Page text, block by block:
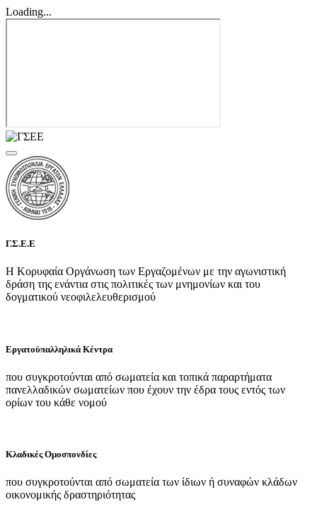
Loading...
Γ.Σ.Ε.Ε
Η Κορυφαία Οργάνωση των Εργαζομένων με την αγωνιστική
δράση της ενάντια στις πολιτικές των μνημονίων και του
δογματικού νεοφιλελευθερισμού
Εργατοϋπαλληλικά Κέντρα
που συγκροτούνται από σωματεία και τοπικά παραρτήματα
πανελλαδικών σωματείων που έχουν την έδρα τους εντός των
ορίων του κάθε νομού
Κλαδικές Ομοσπονδίες
που συγκροτούνται από σωματεία των ίδιων ή συναφών κλάδων
οικονομικής δραστηριότητας